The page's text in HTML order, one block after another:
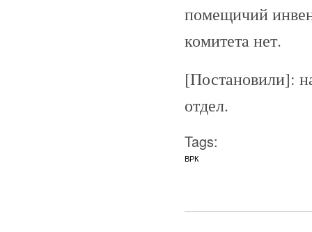
помещичий
комитета нет.
[Постановили]:
отдел.
Tags:
ВРК